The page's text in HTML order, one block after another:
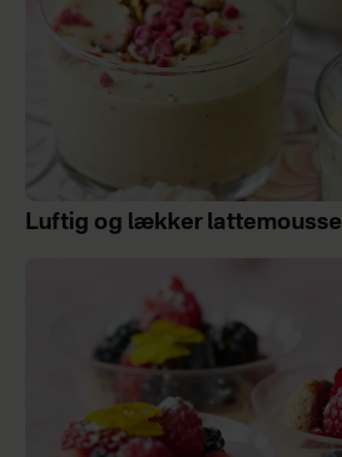
Luftig og lækker lattemousse